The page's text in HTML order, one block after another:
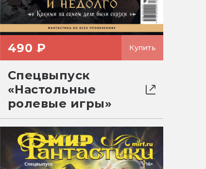
490 ₽ Купить
Спецвыпуск
«Настольные
ролевые игры»